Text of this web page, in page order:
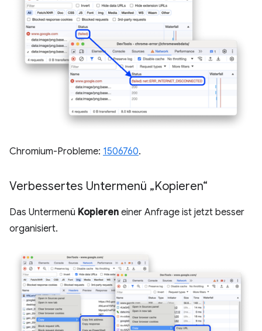
Chromium-Probleme: 1506760.
Verbessertes Untermenü „Kopieren“
Das Untermenü Kopieren einer Anfrage ist jetzt besser
organisiert.